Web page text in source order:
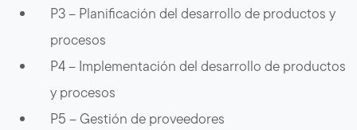
P3 – Planificación del desarrollo de productos y
procesos
P4 – Implementación del desarrollo de productos
y procesos
P5 – Gestión de proveedores